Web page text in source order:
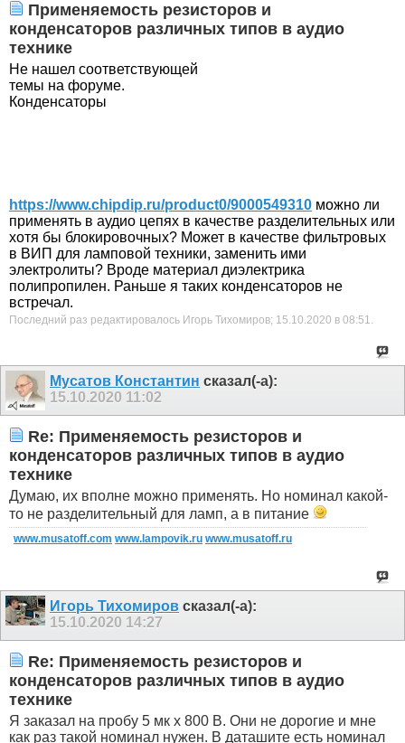
Применяемость резисторов и
конденсаторов различных типов в аудио
технике
Не нашел соответствующей
темы на форуме.
Конденсаторы
https://www.chipdip.ru/product0/9000549310 можно ли
применять в аудио цепях в качестве разделительных или
хотя бы блокировочных? Может в качестве фильтровых
в ВИП для ламповой техники, заменить ими
электролиты? Вроде материал диэлектрика
полипропилен. Раньше я таких конденсаторов не
встречал.
Последний раз редактировалось Игорь Тихомиров; 15.10.2020 в 08:51.
Мусатов Константин сказал(-а):
15.10.2020 11:02
Re: Применяемость резисторов и
конденсаторов различных типов в аудио
технике
Думаю, их вполне можно применять. Но номинал какой-
то не разделительный для ламп, а в питание
www.musatoff.com www.lampovik.ru www.musatoff.ru
Игорь Тихомиров сказал(-а):
15.10.2020 14:27
Re: Применяемость резисторов и
конденсаторов различных типов в аудио
технике
Я заказал на пробу 5 мк х 800 В. Они не дорогие и мне
как раз такой номинал нужен. В даташите есть номинал